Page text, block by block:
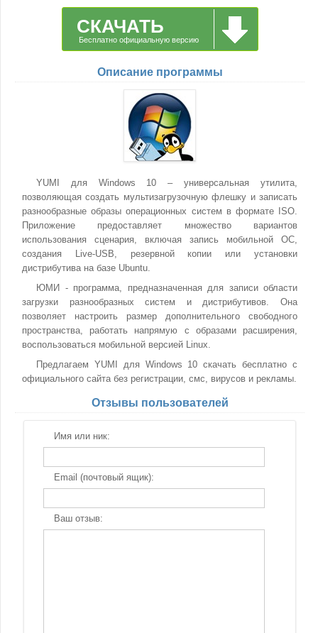
СКАЧАТЬ
Бесплатно официальную версию
Описание программы
YUMI для Windows 10 – универсальная утилита,
позволяющая создать мультизагрузочную флешку и записать
разнообразные образы операционных систем в формате ISO.
Приложение предоставляет множество вариантов
использования сценария, включая запись мобильной ОС,
создания Live-USB, резервной копии или установки
дистрибутива на базе Ubuntu.
ЮМИ - программа, предназначенная для записи области
загрузки разнообразных систем и дистрибутивов. Она
позволяет настроить размер дополнительного свободного
пространства, работать напрямую с образами расширения,
воспользоваться мобильной версией Linux.
Предлагаем YUMI для Windows 10 скачать бесплатно с
официального сайта без регистрации, смс, вирусов и рекламы.
Отзывы пользователей
Имя или ник:
Email (почтовый ящик):
Ваш отзыв: